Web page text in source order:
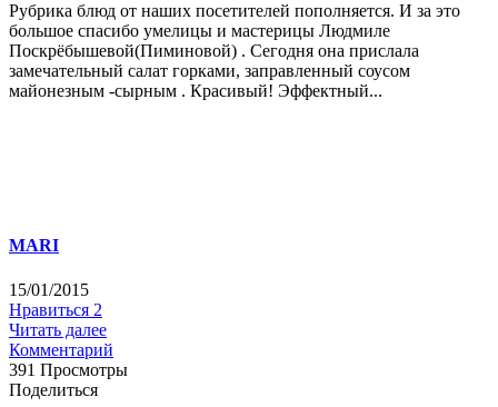
Рубрика блюд от наших посетителей пополняется. И за это
большое спасибо умелицы и мастерицы Людмиле
Поскрёбышевой(Пиминовой) . Сегодня она прислала
замечательный салат горками, заправленный соусом
майонезным -сырным . Красивый! Эффектный...
MARI
15/01/2015
Нравиться 2
Читать далее
Комментарий
391 Просмотры
Поделиться